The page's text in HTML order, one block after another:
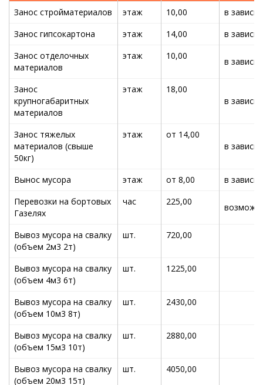
Занос стройматериалов
этаж 10,00
в
Занос гипсокартона
этаж 14,00
в
Занос отделочных
материалов
этаж 10,00
в
Занос
крупногабаритных
материалов
этаж
18,00
в
Занос тяжелых
материалов (свыше
50кг)
этаж
от 14,00
в
Вынос мусора этаж от 8,00
в
Перевозки на бортовых
Газелях
час 225,00
Вывоз мусора на свалку
(объем 2м3 2т)
шт. 720,00
Вывоз мусора на свалку
(объем 4м3 6т)
шт. 1225,00
Вывоз мусора на свалку
(объем 10м3 8т)
шт. 2430,00
Вывоз мусора на свалку
(объем 15м3 10т)
шт. 2880,00
Вывоз мусора на свалку
(объем 20м3 15т)
шт. 4050,00